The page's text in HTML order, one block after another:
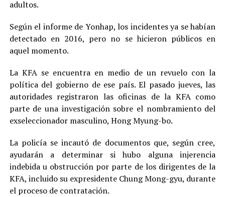
adultos.
Según el informe de Yonhap, los incidentes ya se habían
detectado en 2016, pero no se hicieron públicos en
aquel momento.
La KFA se encuentra en medio de un revuelo con la
política del gobierno de ese país. El pasado jueves, las
autoridades registraron las oficinas de la KFA como
parte de una investigación sobre el nombramiento del
exseleccionador masculino, Hong Myung-bo.
La policía se incautó de documentos que, según cree,
ayudarán a determinar si hubo alguna injerencia
indebida u obstrucción por parte de los dirigentes de la
KFA, incluido su expresidente Chung Mong-gyu, durante
el proceso de contratación.